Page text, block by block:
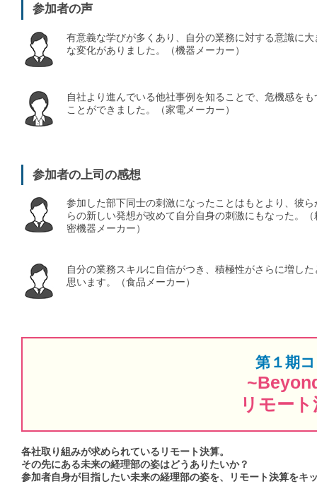
参加者の声
有意義な学びが多くあり、自分の業務に対する意識に大
な変化がありました。（機器メーカー）
自社より進んでいる他社事例を知ることで、危機感をも
ことができました。（家電メーカー）
参加者の上司の感想
参加した部下同士の刺激になったことはもとより、彼ら
らの新しい発想が改めて自分自身の刺激にもなった。（
密機器メーカー）
自分の業務スキルに自信がつき、積極性がさらに増した
思います。（食品メーカー）
第１期
リモー
各社取り組みが求められているリモート決算。
その先にある未来の経理部の姿はどうありたいか？
参加者自身が目指したい未来の経理部の姿を、リモート決算をキ